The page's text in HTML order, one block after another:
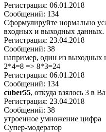
Регистрация: 06.01.2018
Сообщений: 134
Сформулируйте нормально
входных и выходных данных.
Регистрация: 23.04.2018
Сообщений: 38
например, один из выходных
2*4=8 => 8*3=24
Регистрация: 06.01.2018
Сообщений: 134
cuber55, откуда взялось 3 в
Регистрация: 23.04.2018
Сообщений: 38
утроенное умножение цифра
Супер-модератор